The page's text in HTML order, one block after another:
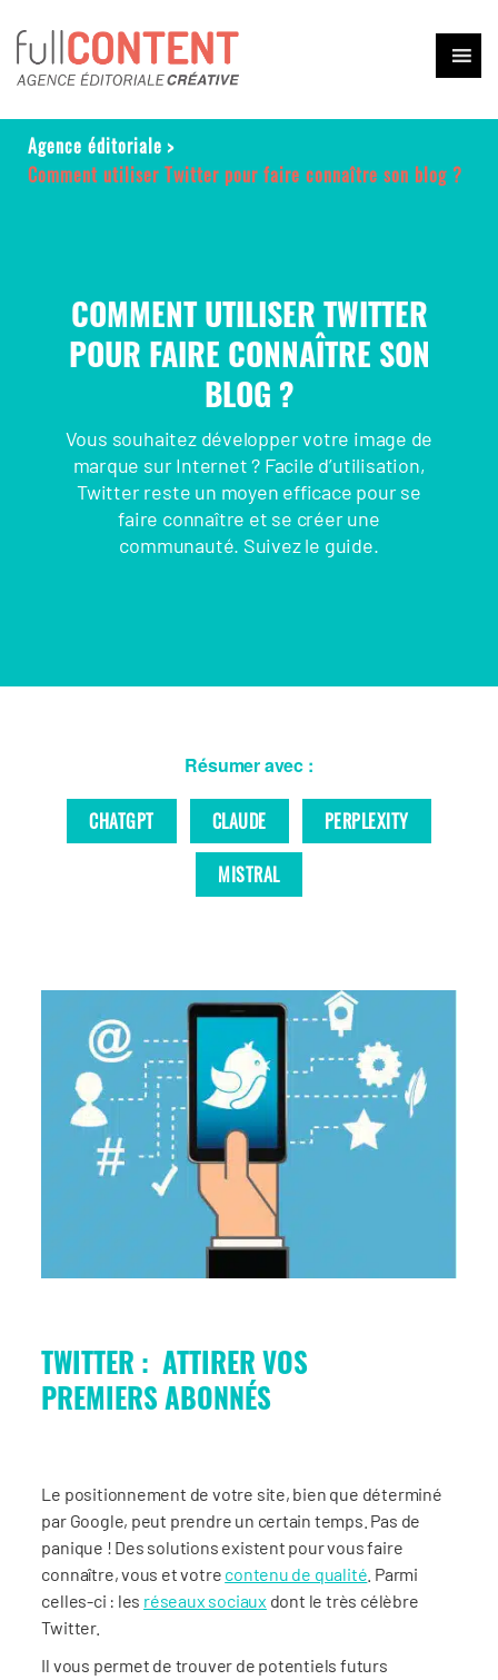
Agence éditoriale >
Comment utiliser Twitter pour faire connaître son blog ?
COMMENT UTILISER TWITTER
POUR FAIRE CONNAÎTRE SON
BLOG ?
Vous souhaitez développer votre image de
marque sur Internet ? Facile d’utilisation,
Twitter reste un moyen efficace pour se
faire connaître et se créer une
communauté. Suivez le guide.
Résumer avec :
CHATGPT CLAUDE
PERPLEXITY
MISTRAL
TWITTER : ATTIRER VOS
PREMIERS ABONNÉS
Le positionnement de votre site, bien que déterminé
par Google, peut prendre un certain temps. Pas de
panique ! Des solutions existent pour vous faire
connaître, vous et votre contenu de qualité . Parmi
celles-ci : les réseaux sociaux dont le très célèbre
Twitter.
Il vous permet de trouver de potentiels futurs